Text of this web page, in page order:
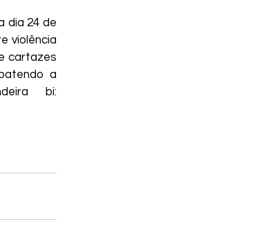
dia 24 de
violência
cartazes
a
bi: